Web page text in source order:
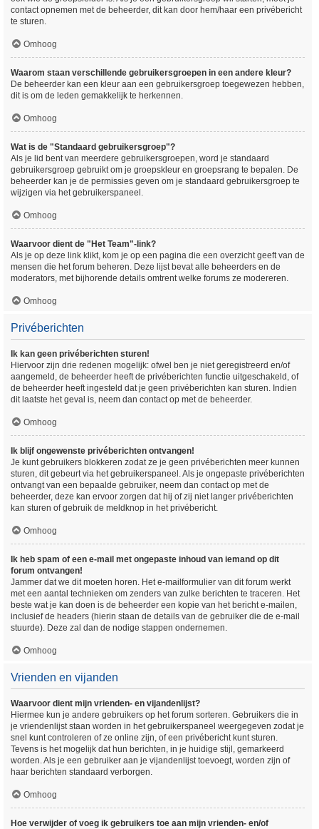
contact opnemen met de beheerder, dit kan door hem/haar een privébericht
te sturen.
Omhoog
Waarom staan verschillende gebruikersgroepen in een andere kleur?
De beheerder kan een kleur aan een gebruikersgroep toegewezen hebben,
dit is om de leden gemakkelijk te herkennen.
Omhoog
Wat is de "Standaard gebruikersgroep"?
Als je lid bent van meerdere gebruikersgroepen, word je standaard
gebruikersgroep gebruikt om je groepskleur en groepsrang te bepalen. De
beheerder kan je de permissies geven om je standaard gebruikersgroep te
wijzigen via het gebruikerspaneel.
Omhoog
Waarvoor dient de "Het Team"-link?
Als je op deze link klikt, kom je op een pagina die een overzicht geeft van de
mensen die het forum beheren. Deze lijst bevat alle beheerders en de
moderators, met bijhorende details omtrent welke forums ze modereren.
Omhoog
Privéberichten
Ik kan geen privéberichten sturen!
Hiervoor zijn drie redenen mogelijk: ofwel ben je niet geregistreerd en/of
aangemeld, de beheerder heeft de privéberichten functie uitgeschakeld, of
de beheerder heeft ingesteld dat je geen privéberichten kan sturen. Indien
dit laatste het geval is, neem dan contact op met de beheerder.
Omhoog
Ik blijf ongewenste privéberichten ontvangen!
Je kunt gebruikers blokkeren zodat ze je geen privéberichten meer kunnen
sturen, dit gebeurt via het gebruikerspaneel. Als je ongepaste privéberichten
ontvangt van een bepaalde gebruiker, neem dan contact op met de
beheerder, deze kan ervoor zorgen dat hij of zij niet langer privéberichten
kan sturen of gebruik de meldknop in het privébericht.
Omhoog
Ik heb spam of een e-mail met ongepaste inhoud van iemand op dit
forum ontvangen!
Jammer dat we dit moeten horen. Het e-mailformulier van dit forum werkt
met een aantal technieken om zenders van zulke berichten te traceren. Het
beste wat je kan doen is de beheerder een kopie van het bericht e-mailen,
inclusief de headers (hierin staan de details van de gebruiker die de e-mail
stuurde). Deze zal dan de nodige stappen ondernemen.
Omhoog
Vrienden en vijanden
Waarvoor dient mijn vrienden- en vijandenlijst?
Hiermee kun je andere gebruikers op het forum sorteren. Gebruikers die in
je vriendenlijst staan worden in het gebruikerspaneel weergegeven zodat je
snel kunt controleren of ze online zijn, of een privébericht kunt sturen.
Tevens is het mogelijk dat hun berichten, in je huidige stijl, gemarkeerd
worden. Als je een gebruiker aan je vijandenlijst toevoegt, worden zijn of
haar berichten standaard verborgen.
Omhoog
Hoe verwijder of voeg ik gebruikers toe aan mijn vrienden- en/of